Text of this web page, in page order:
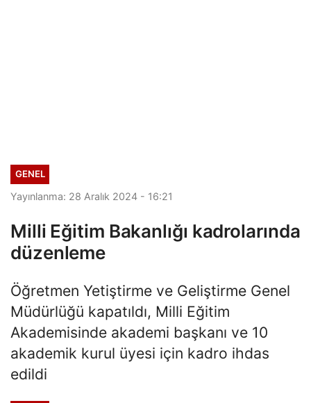
GENEL
Yayınlanma: 28 Aralık 2024 - 16:21
Milli Eğitim Bakanlığı kadrolarında
düzenleme
Öğretmen Yetiştirme ve Geliştirme Genel
Müdürlüğü kapatıldı, Milli Eğitim
Akademisinde akademi başkanı ve 10
akademik kurul üyesi için kadro ihdas
edildi